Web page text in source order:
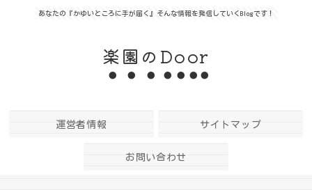
あなたの『かゆいところに手が届く』そんな情報を発信していくBlogです！
楽園のDoor
運営者情報 サイトマップ
お問い合わせ